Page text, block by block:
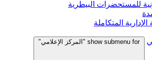
للمستحضرات البيطرية
المتكاملة
show submenu for "المركز الإعلامي"